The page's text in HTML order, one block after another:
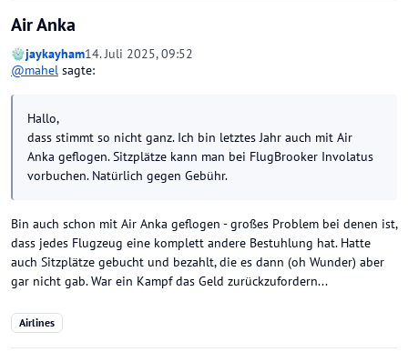
Air Anka
jaykayham14. Juli 2025, 09:52
@mahel sagte:
Hallo,
dass stimmt so nicht ganz. Ich bin letztes Jahr auch mit Air
Anka geflogen. Sitzplätze kann man bei FlugBrooker Involatus
vorbuchen. Natürlich gegen Gebühr.
Bin auch schon mit Air Anka geflogen - großes Problem bei denen ist,
dass jedes Flugzeug eine komplett andere Bestuhlung hat. Hatte
auch Sitzplätze gebucht und bezahlt, die es dann (oh Wunder) aber
gar nicht gab. War ein Kampf das Geld zurückzufordern...
Airlines